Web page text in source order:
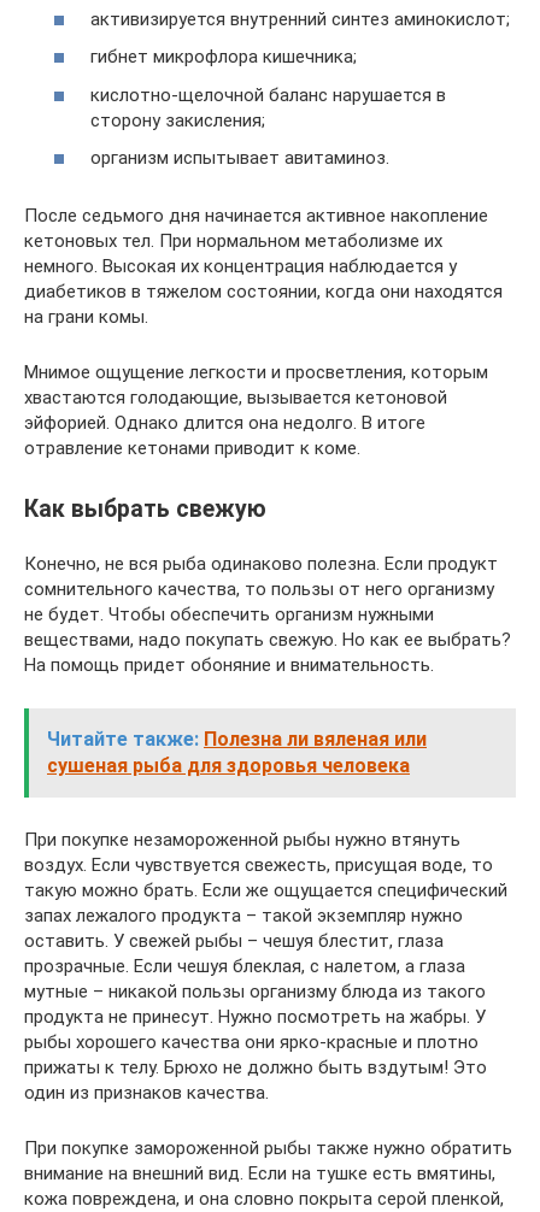
активизируется внутренний синтез аминокислот;
гибнет микрофлора кишечника;
кислотно-щелочной баланс нарушается в
сторону закисления;
организм испытывает авитаминоз.
После седьмого дня начинается активное накопление
кетоновых тел. При нормальном метаболизме их
немного. Высокая их концентрация наблюдается у
диабетиков в тяжелом состоянии, когда они находятся
на грани комы.
Мнимое ощущение легкости и просветления, которым
хвастаются голодающие, вызывается кетоновой
эйфорией. Однако длится она недолго. В итоге
отравление кетонами приводит к коме.
Как выбрать свежую
Конечно, не вся рыба одинаково полезна. Если продукт
сомнительного качества, то пользы от него организму
не будет. Чтобы обеспечить организм нужными
веществами, надо покупать свежую. Но как ее выбрать?
На помощь придет обоняние и внимательность.
Читайте также: Полезна ли вяленая или
сушеная рыба для здоровья человека
При покупке незамороженной рыбы нужно втянуть
воздух. Если чувствуется свежесть, присущая воде, то
такую можно брать. Если же ощущается специфический
запах лежалого продукта – такой экземпляр нужно
оставить. У свежей рыбы – чешуя блестит, глаза
прозрачные. Если чешуя блеклая, с налетом, а глаза
мутные – никакой пользы организму блюда из такого
продукта не принесут. Нужно посмотреть на жабры. У
рыбы хорошего качества они ярко-красные и плотно
прижаты к телу. Брюхо не должно быть вздутым! Это
один из признаков качества.
При покупке замороженной рыбы также нужно обратить
внимание на внешний вид. Если на тушке есть вмятины,
кожа повреждена, и она словно покрыта серой пленкой,